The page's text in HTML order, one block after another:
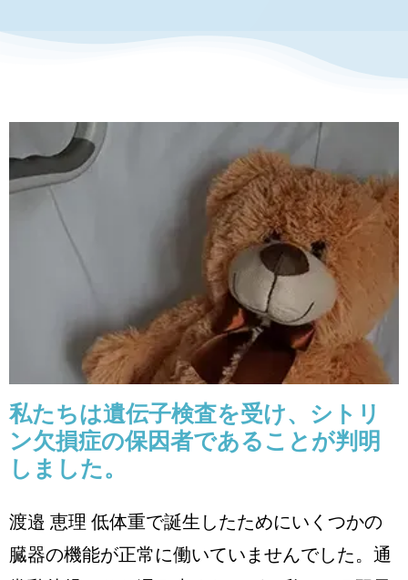
私たちは遺伝子検査を受け、シ
トリン欠損症の保因者であるこ
とが判明しました。
患者体験談
私たちは遺伝子検査を受け、シトリ
ン欠損症の保因者であることが判明
しました。
渡邉 恵理 低体重で誕生したためにいくつかの
臓器の機能が正常に働いていませんでした。通